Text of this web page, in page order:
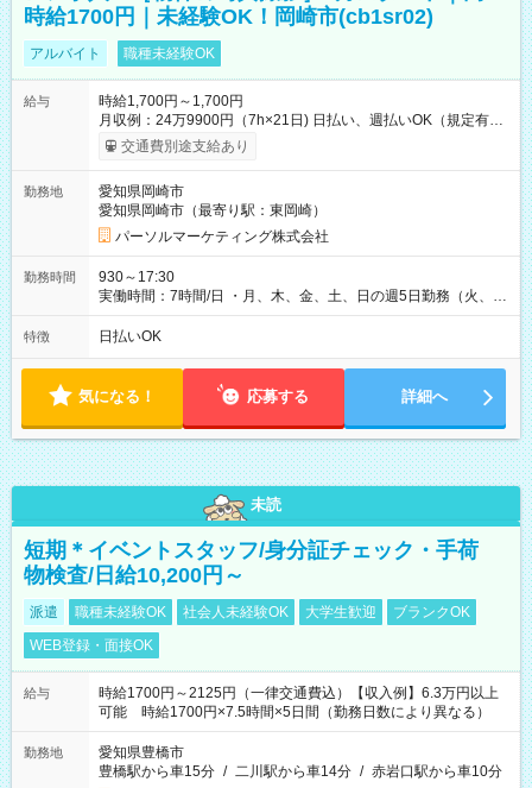
時給1700円｜未経験OK！岡崎市(cb1sr02)
アルバイト 職種未経験OK
給与
時給1,700円～1,700円
月収例：24万9900円（7h×21日) 日払い、週払いOK（規定有
り） 【試用期間】試用期間なし
交通費別途支給あり
勤務地
愛知県岡崎市
愛知県岡崎市（最寄り駅：東岡崎）
パーソルマーケティング株式会社
勤務時間
930～17:30
実働時間：7時間/日 ・月、木、金、土、日の週5日勤務（火、水
は固定休です／夏季、年末年始等、長期休暇有り！） ・ワンシ
フト！ 残業ほぼナシ（0～5h/月）
特徴 日払いOK
気になる！ 応募する 詳細へ
未読
短期＊イベントスタッフ/身分証チェック・手荷
物検査/日給10,200円～
派遣 職種未経験OK 社会人未経験OK 大学生歓迎
ブランクOK
WEB登録・面接OK
給与
時給1700円～2125円（一律交通費込）【収入例】6.3万円以上
可能 時給1700円×7.5時間×5日間（勤務日数により異なる）
勤務地
愛知県豊橋市
豊橋駅から車15分 / 二川駅から車14分 / 赤岩口駅から車10分